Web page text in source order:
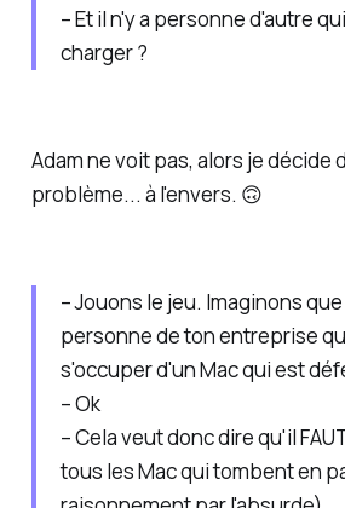
– Et il n'y a personned'autre
charger ?
Adam ne voit pas, alors je décide
problème... à l'envers. 🙃
– Jouons le jeu. Imaginons
personne de ton entreprise
s'occuper d'un Mac qui est
– Ok
– Cela veut donc dire qu'il
tous les Mac qui tombent en